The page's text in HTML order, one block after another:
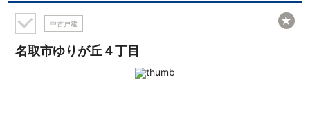
中古戸建
名取市ゆりが丘４丁目
★